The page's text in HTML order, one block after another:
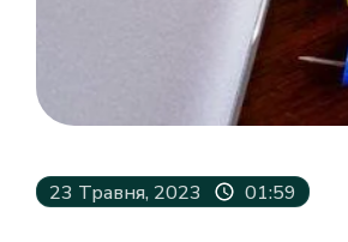
23 Травня, 2023 01:59